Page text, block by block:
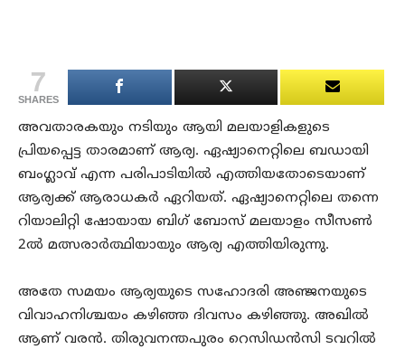
7
SHARES
അവതാരകയും നടിയും ആയി മലയാളികളുടെ
പ്രിയപ്പെട്ട താരമാണ് ആര്യ. ഏഷ്യാനെറ്റിലെ ബഡായി
ബംഗ്ലാവ് എന്ന പരിപാടിയിൽ എത്തിയതോടെയാണ്
ആര്യക്ക് ആരാധകർ ഏറിയത്. ഏഷ്യാനെറ്റിലെ തന്നെ
റിയാലിറ്റി ഷോയായ ബിഗ് ബോസ് മലയാളം സീസൺ
2ൽ മത്സരാർത്ഥിയായും ആര്യ എത്തിയിരുന്നു.
അതേ സമയം ആര്യയുടെ സഹോദരി അഞ്ജനയുടെ
വിവാഹനിശ്ചയം കഴിഞ്ഞ ദിവസം കഴിഞ്ഞു. അഖിൽ
ആണ് വരൻ. തിരുവനന്തപുരം റെസിഡൻസി ടവറിൽ